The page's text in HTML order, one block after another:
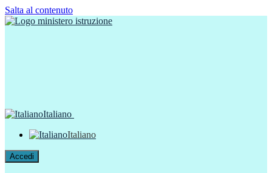
Salta al contenuto
Italiano
Italiano
Accedi